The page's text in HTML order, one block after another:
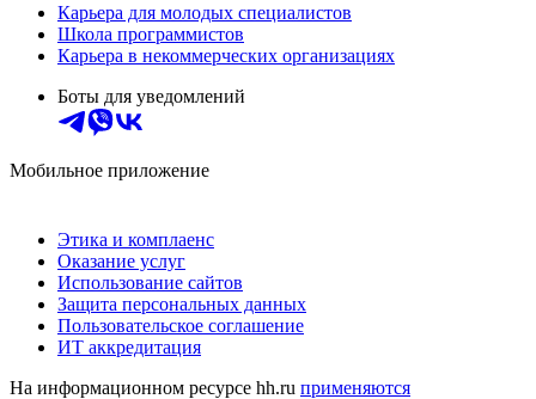
Карьера для молодых специалистов
Школа программистов
Карьера в некоммерческих организациях
Боты для уведомлений
Мобильное приложение
Этика и комплаенс
Оказание услуг
Использование сайтов
Защита персональных данных
Пользовательское соглашение
ИТ аккредитация
На информационном ресурсе hh.ru применяются